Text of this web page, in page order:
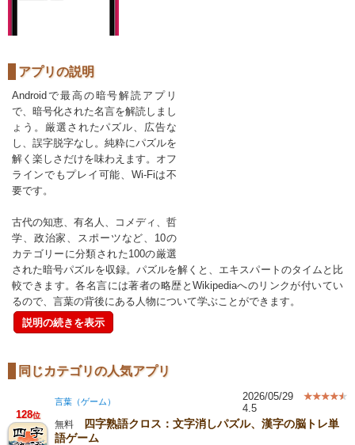
アプリの説明
Androidで最高の暗号解読アプリ
で、暗号化された名言を解読しまし
ょう。厳選されたパズル、広告な
し、誤字脱字なし。純粋にパズルを
解く楽しさだけを味わえます。オフ
ラインでもプレイ可能、Wi-Fiは不
要です。
古代の知恵、有名人、コメディ、哲
学、政治家、スポーツなど、10の
カテゴリーに分類された100の厳選
された暗号パズルを収録。パズルを解くと、エキスパートのタイムと比
較できます。各名言には著者の略歴とWikipediaへのリンクが付いてい
るので、言葉の背後にある人物について学ぶことができます。
説明の続きを表示
同じカテゴリの人気アプリ
128位
言葉（ゲーム）
2026/05/29
4.5
無料
四字熟語クロス：文字消しパズル、漢字の脳トレ単
語ゲーム